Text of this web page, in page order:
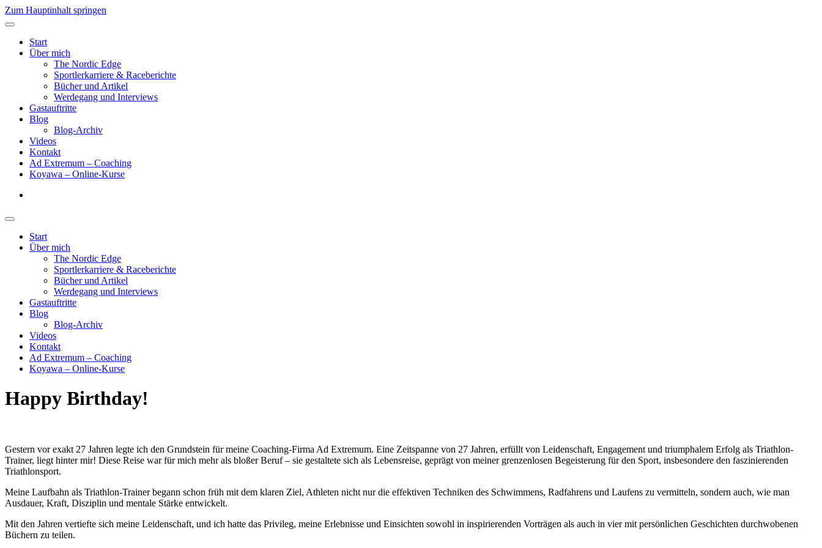
Zum Hauptinhalt springen
Start
Über mich
The Nordic Edge
Sportlerkarriere & Raceberichte
Bücher und Artikel
Werdegang und Interviews
Gastauftritte
Blog
Blog-Archiv
Videos
Kontakt
Ad Extremum – Coaching
Koyawa – Online-Kurse
Start
Über mich
The Nordic Edge
Sportlerkarriere & Raceberichte
Bücher und Artikel
Werdegang und Interviews
Gastauftritte
Blog
Blog-Archiv
Videos
Kontakt
Ad Extremum – Coaching
Koyawa – Online-Kurse
Happy Birthday!
Gestern vor exakt 27 Jahren legte ich den Grundstein für meine Coaching-Firma Ad Extremum. Eine Zeitspanne von 27 Jahren, erfüllt von Leidenschaft, Engagement und triumphalem Erfolg als Triathlon-
Trainer, liegt hinter mir! Diese Reise war für mich mehr als bloßer Beruf – sie gestaltete sich als Lebensreise, geprägt von meiner grenzenlosen Begeisterung für den Sport, insbesondere den faszinierenden
Triathlonsport.
Meine Laufbahn als Triathlon-Trainer begann schon früh mit dem klaren Ziel, Athleten nicht nur die effektiven Techniken des Schwimmens, Radfahrens und Laufens zu vermitteln, sondern auch, wie man
Ausdauer, Kraft, Disziplin und mentale Stärke entwickelt.
Mit den Jahren vertiefte sich meine Leidenschaft, und ich hatte das Privileg, meine Erlebnisse und Einsichten sowohl in inspirierenden Vorträgen als auch in vier mit persönlichen Geschichten durchwobenen
Büchern zu teilen.